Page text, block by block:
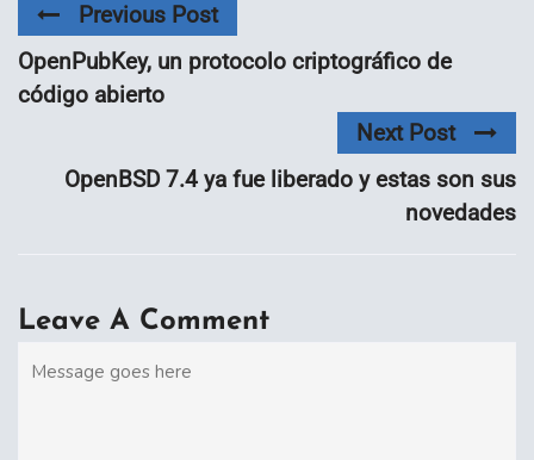
Previous Post
OpenPubKey, un protocolo criptográfico de
código abierto
Next Post
OpenBSD 7.4 ya fue liberado y estas son sus
novedades
Leave A Comment